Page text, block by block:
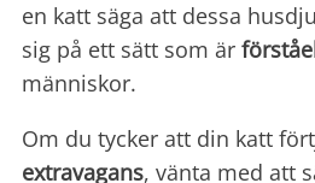
en katt säga att dessa
sig på ett sätt som är
människor.
Om du tycker att din katt
extravagans, vänta med att